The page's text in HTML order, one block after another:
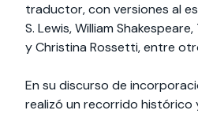
traductor, con versiones al
S. Lewis, William
y Christina Rossetti, entre
En su discurso de
realizó un recorrido histórico